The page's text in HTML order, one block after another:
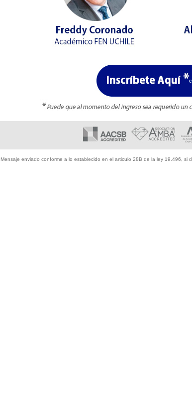
Mensaje enviado conforme a lo establecido en el articulo 28B de la ley 19.496, si